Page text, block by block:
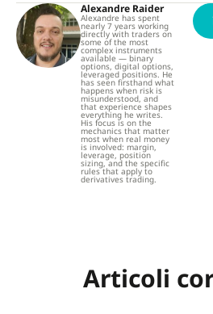
Alexandre Raider
Alexandre has spent
nearly 7 years working
directly with traders on
some of the most
complex instruments
available — binary
options, digital options,
leveraged positions. He
has seen firsthand what
happens when risk is
misunderstood, and
that experience shapes
everything he writes.
His focus is on the
mechanics that matter
most when real money
is involved: margin,
leverage, position
sizing, and the specific
rules that apply to
derivatives trading.
Articoli